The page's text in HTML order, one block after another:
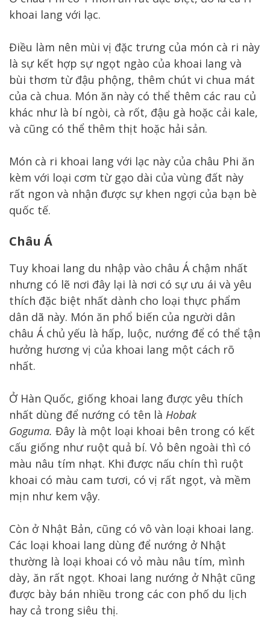
khoai lang với lạc.
Điều làm nên mùi vị đặc trưng của món cà ri này
là sự kết hợp sự ngọt ngào của khoai lang và
bùi thơm từ đậu phộng, thêm chút vi chua mát
của cà chua. Món ăn này có thể thêm các rau củ
khác như là bí ngòi, cà rốt, đậu gà hoặc cải kale,
và cũng có thể thêm thịt hoặc hải sản.
Món cà ri khoai lang với lạc này của châu Phi ăn
kèm với loại cơm từ gạo dài của vùng đất này
rất ngon và nhận được sự khen ngợi của bạn bè
quốc tế.
Châu Á
Tuy khoai lang du nhập vào châu Á chậm nhất
nhưng có lẽ nơi đây lại là nơi có sự ưu ái và yêu
thích đặc biệt nhất dành cho loại thực phẩm
dân dã này. Món ăn phổ biến của người dân
châu Á chủ yếu là hấp, luộc, nướng để có thể tận
hưởng hương vị của khoai lang một cách rõ
nhất.
Ở Hàn Quốc, giống khoai lang được yêu thích
nhất dùng để nướng có tên là Hobak
Goguma. Đây là một loại khoai bên trong có kết
cấu giống như ruột quả bí. Vỏ bên ngoài thì có
màu nâu tím nhạt. Khi được nấu chín thì ruột
khoai có màu cam tươi, có vị rất ngọt, và mềm
mịn như kem vậy.
Còn ở Nhật Bản, cũng có vô vàn loại khoai lang.
Các loại khoai lang dùng để nướng ở Nhật
thường là loại khoai có vỏ màu nâu tím, mình
dày, ăn rất ngọt. Khoai lang nướng ở Nhật cũng
được bày bán nhiều trong các con phố du lịch
hay cả trong siêu thị.